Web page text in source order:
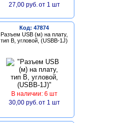
27,00 руб. от 1 шт
Код: 47874
Разъем USB (м) на плату,
тип В, угловой, (USBB-1J)
В наличии: 6 шт
30,00 руб. от 1 шт